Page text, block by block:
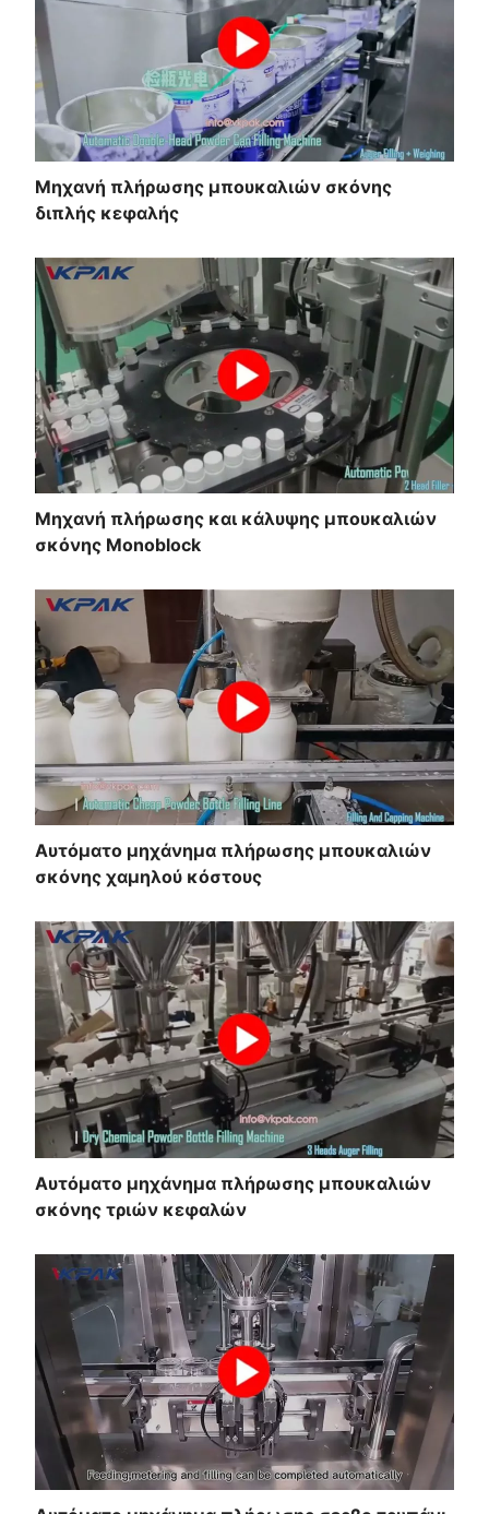
Μηχανή πλήρωσης μπουκαλιών σκόνης
διπλής κεφαλής
Μηχανή πλήρωσης και κάλυψης μπουκαλιών
σκόνης Monoblock
Αυτόματο μηχάνημα πλήρωσης μπουκαλιών
σκόνης χαμηλού κόστους
Αυτόματο μηχάνημα πλήρωσης μπουκαλιών
σκόνης τριών κεφαλών